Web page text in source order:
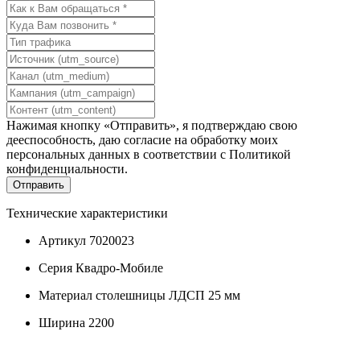
Нажимая кнопку «Отправить», я подтверждаю свою
дееспособность, даю согласие на обработку моих
персональных данных в соответствии с Политикой
конфиденциальности.
Технические характеристики
Артикул 7020023
Серия Квадро-Мобиле
Материал столешницы ЛДСП 25 мм
Ширина 2200